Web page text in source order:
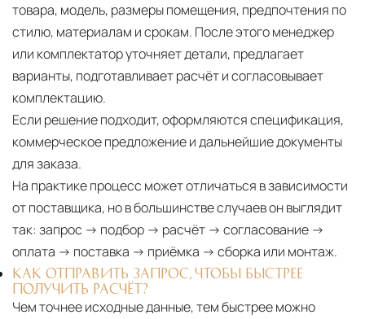
товара, модель, размеры помещения, предпочтения по
стилю, материалам и срокам. После этого менеджер
или комплектатор уточняет детали, предлагает
варианты, подготавливает расчёт и согласовывает
комплектацию.
Если решение подходит, оформляются спецификация,
коммерческое предложение и дальнейшие документы
для заказа.
На практике процесс может отличаться в зависимости
от поставщика, но в большинстве случаев он выглядит
так: запрос → подбор → расчёт → согласование →
оплата → поставка → приёмка → сборка или монтаж.
КАК ОТПРАВИТЬ ЗАПРОС, ЧТОБЫ БЫСТРЕЕ
ПОЛУЧИТЬ РАСЧЁТ?
Чем точнее исходные данные, тем быстрее можно